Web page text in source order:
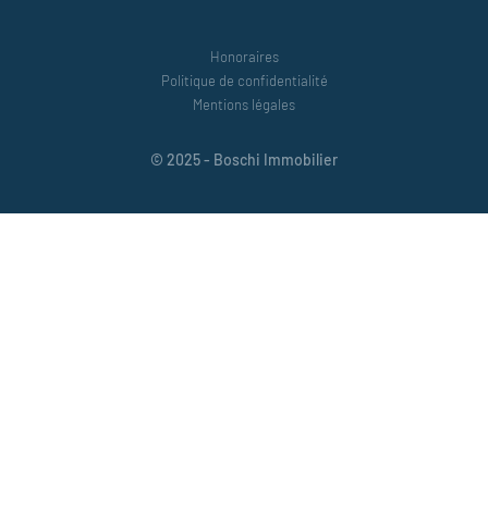
Honoraires
Politique de confidentialité
Mentions légales
© 2025 - Boschi Immobilier